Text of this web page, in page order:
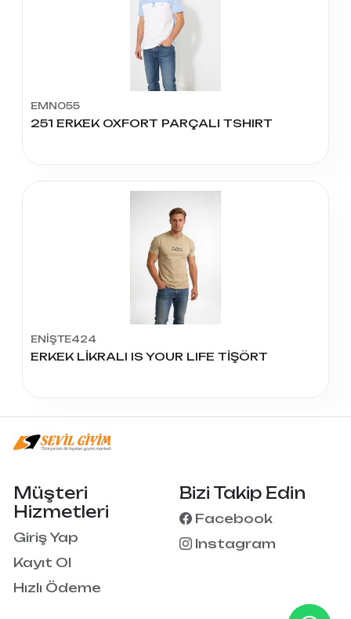
EMN055
251 ERKEK OXFORT PARÇALI TSHIRT
ENİŞTE424
ERKEK LİKRALI IS YOUR LIFE TİŞÖRT
Müşteri
Hizmetleri
Giriş Yap
Kayıt Ol
Hızlı Ödeme
Bizi Takip Edin
Facebook
Instagram